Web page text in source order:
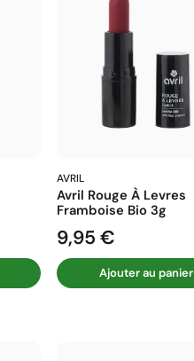
AVRIL
Avril Rouge À Levres
Framboise Bio 3g
Prix
9,95 €
Ajouter au panier